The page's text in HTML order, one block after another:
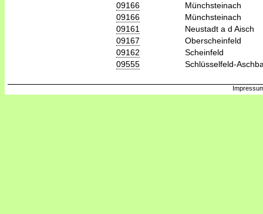
09166
Münchsteinach
09166
Münchsteinach
09161
Neustadt a d Aisch
09167
Oberscheinfeld
09162
Scheinfeld
09555
Schlüsselfeld-